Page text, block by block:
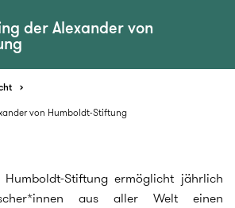
der Alexander von
von Humboldt-Stiftung
Stiftung ermöglicht jährlich
aus aller Welt einen